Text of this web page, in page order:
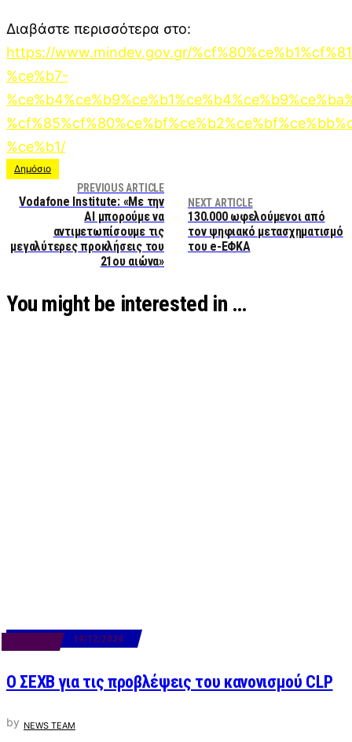
Διαβάστε περισσότερα στο:
https://www.mindev.gov.gr/
%ce%b7-
%ce%b1/
Δημόσιο
PREVIOUS ARTICLE
Vodafone Institute: «Με την
ΑΙ μπορούμε να
αντιμετωπίσουμε τις
μεγαλύτερες προκλήσεις του
21ου αιώνα»
NEXT ARTICLE
130.000 ωφελούμενοι από
τον ψηφιακό μετασχηματισμό
του e-ΕΦΚΑ
You might be interested in …
19/12/2024
Ο ΣΕΧΒ για τις προβλέψεις του κανονισμού CLP
by NEWS TEAM